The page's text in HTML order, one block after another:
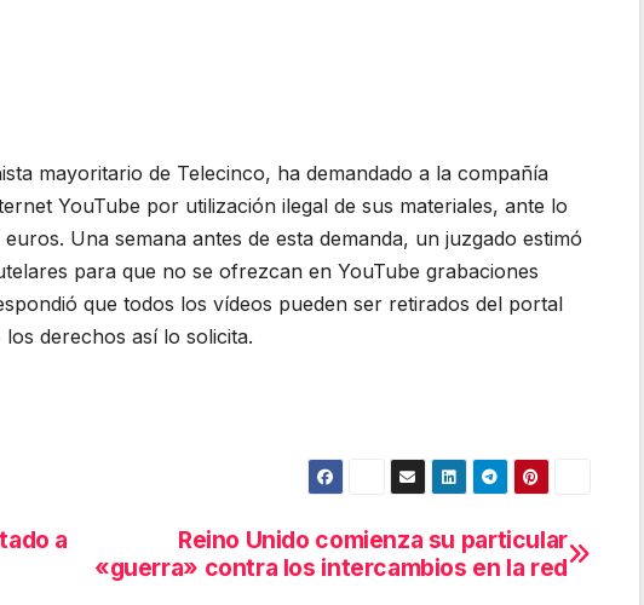
mayoritario de Telecinco, ha demandado a la compañía
YouTube por utilización ilegal de sus materiales, ante lo
Una semana antes de esta demanda, un juzgado estimó
para que no se ofrezcan en YouTube grabaciones
que todos los vídeos pueden ser retirados del portal
derechos así lo solicita.
Reino Unido comienza su particular
«guerra» contra los intercambios en la red
a